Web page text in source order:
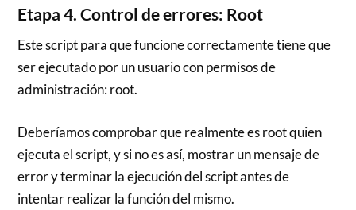
Etapa 4. Control de errores: Root
Este script para que funcione correctamente tiene que
ser ejecutado por un usuario con permisos de
administración: root.
Deberíamos comprobar que realmente es root quien
ejecuta el script, y si no es así, mostrar un mensaje de
error y terminar la ejecución del script antes de
intentar realizar la función del mismo.